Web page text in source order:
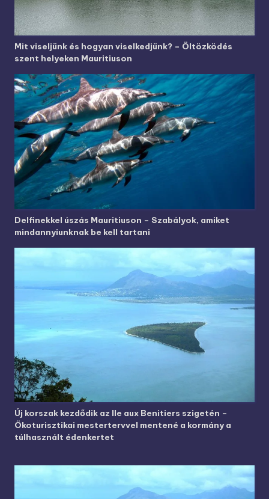
Mit viseljünk és hogyan viselkedjünk? – Öltözködés
szent helyeken Mauritiuson
Delfinekkel úszás Mauritiuson – Szabályok, amiket
mindannyiunknak be kell tartani
Új korszak kezdődik az Ile aux Benitiers szigetén –
Ökoturisztikai mestertervvel mentené a kormány a
túlhasznált édenkertet